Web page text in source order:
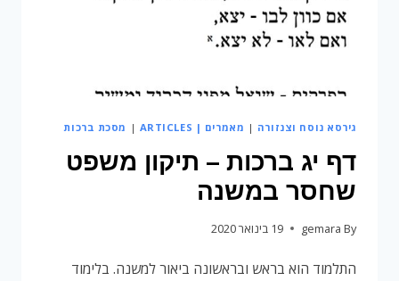
גירסא נוסח וצנזורה | מאמרים | ARTICLES | מסכת ברכות
דף יג ברכות – תיקון משפט
שחסר במשנה
By
gemara 19 בינואר 2020
התלמוד הוא בראש ובראשונה ביאור למשנה. בלימוד